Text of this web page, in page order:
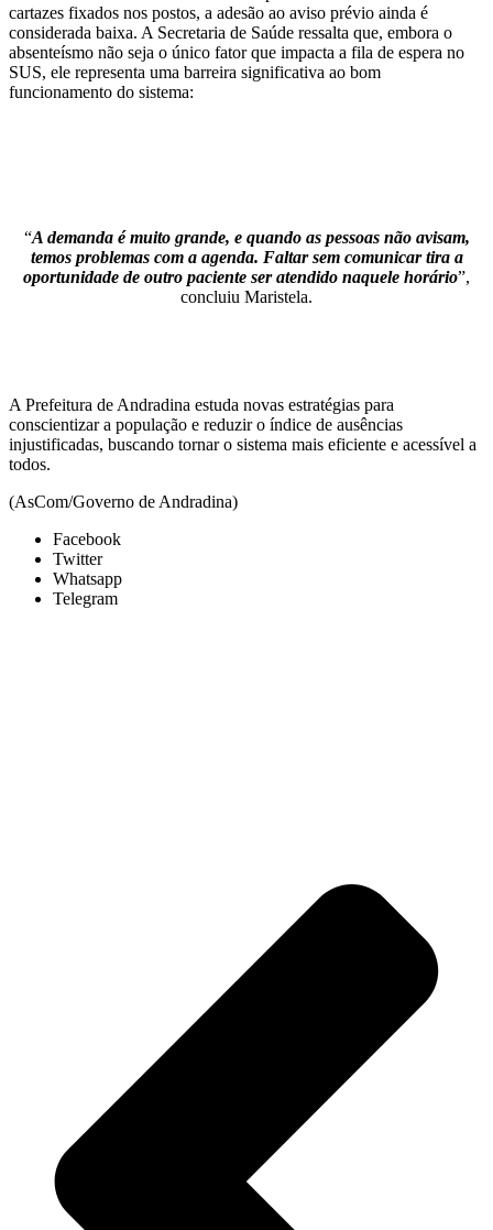
cartazes fixados nos postos, a adesão ao aviso prévio ainda é
considerada baixa. A Secretaria de Saúde ressalta que, embora o
absenteísmo não seja o único fator que impacta a fila de espera no
SUS, ele representa uma barreira significativa ao bom
funcionamento do sistema:
“A demanda é muito grande, e quando as pessoas não avisam,
temos problemas com a agenda. Faltar sem comunicar tira a
oportunidade de outro paciente ser atendido naquele horário”,
concluiu Maristela.
A Prefeitura de Andradina estuda novas estratégias para
conscientizar a população e reduzir o índice de ausências
injustificadas, buscando tornar o sistema mais eficiente e acessível a
todos.
(AsCom/Governo de Andradina)
Facebook
Twitter
Whatsapp
Telegram